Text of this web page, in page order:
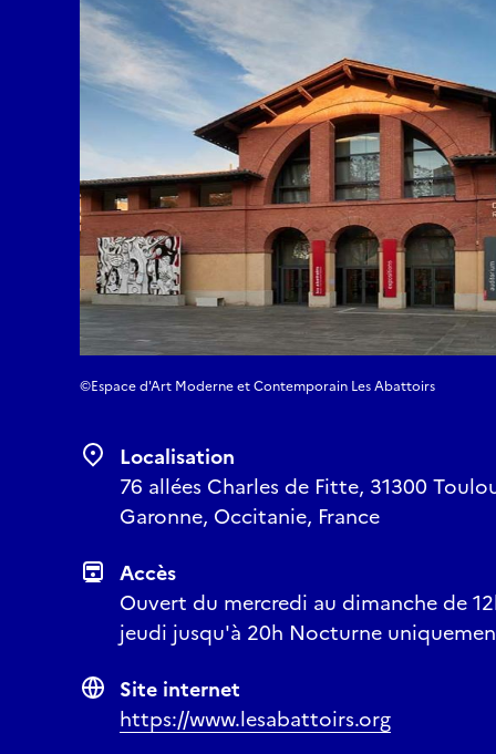
©Espace d'Art Moderne et Contemporain Les Abattoirs
Localisation
76 allées Charles de Fitte, 31300
Garonne, Occitanie, France
Accès
Ouvert du mercredi au dimanche de
jeudi jusqu'à 20h Nocturne
Site internet
https://www.lesabattoirs.org